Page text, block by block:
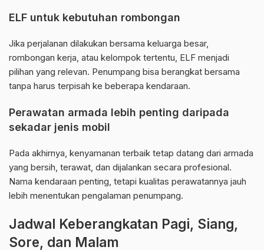
ELF untuk kebutuhan rombongan
Jika perjalanan dilakukan bersama keluarga besar,
rombongan kerja, atau kelompok tertentu, ELF menjadi
pilihan yang relevan. Penumpang bisa berangkat bersama
tanpa harus terpisah ke beberapa kendaraan.
Perawatan armada lebih penting daripada
sekadar jenis mobil
Pada akhirnya, kenyamanan terbaik tetap datang dari armada
yang bersih, terawat, dan dijalankan secara profesional.
Nama kendaraan penting, tetapi kualitas perawatannya jauh
lebih menentukan pengalaman penumpang.
Jadwal Keberangkatan Pagi, Siang,
Sore, dan Malam